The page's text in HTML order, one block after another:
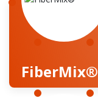
FiberMix®